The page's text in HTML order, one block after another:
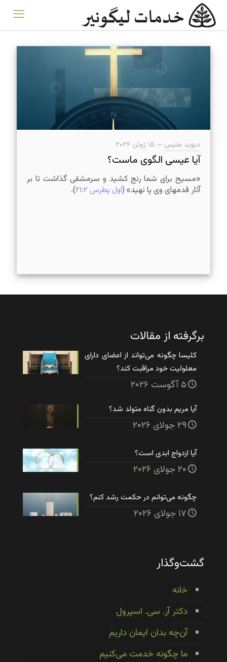
دیوید مَتیس — ۱۵ ژوئن ۲۰۲۶
آیا عیسی الگوی ماست؟
«مسیح برای شما رنج کشید و سرمشقی گذاشت تا بر
آثار قدمهای وی پا نهید» (اول پطرس ۲۱:۲ ).
برگرفته از مقالات
کلیسا چگونه می‌تواند از اعضای دارای
معلولیت خود مراقبت کند؟
۵ آگوست ۲۰۲۶
آیا مریم بدون گناه متولد شد؟
۲۹ جولای ۲۰۲۶
آیا ازدواج ابدی است؟
۲۰ جولای ۲۰۲۶
چگونه می‌توانم در حکمت رشد کنم؟
۱۷ جولای ۲۰۲۶
گشت‌وگذار
خانه
دکتر آر. سی. اسپرول
آن‌چه بدان ایمان داریم
ما چگونه خدمت می‌کنیم